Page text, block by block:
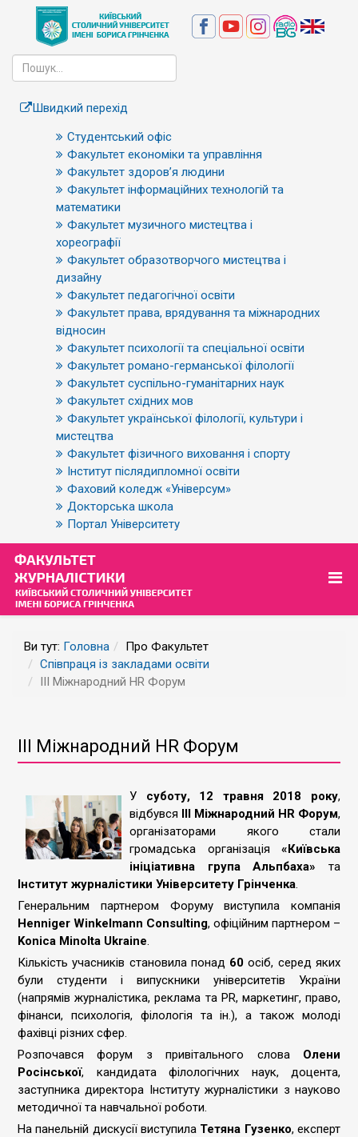
Швидкий перехід
Студентський офіс
Факультет економіки та управління
Факультет здоров’я людини
Факультет інформаційних технологій та
математики
Факультет музичного мистецтва і
хореографії
Факультет образотворчого мистецтва і
дизайну
Факультет педагогічної освіти
Факультет права, врядування та міжнародних
відносин
Факультет психології та спеціальної освіти
Факультет романо-германської філології
Факультет суспільно-гуманітарних наук
Факультет східних мов
Факультет української філології, культури і
мистецтва
Факультет фізичного виховання і спорту
Інститут післядипломної освіти
Фаховий коледж «Універсум»
Докторська школа
Портал Університету
Ви тут: Головна
Про Факультет
Співпраця із закладами освіти
III Міжнародний HR Форум
III Міжнародний HR Форум
У суботу, 12 травня 2018 року,
відбувся ІІІ Міжнародний HR Форум,
організаторами якого стали
громадська організація «Київська
ініціативна група Альпбаха» та
Інститут журналістики Університету Грінченка.
Генеральним партнером Форуму виступила компанія
Henniger Winkelmann Consulting, офіційним партнером –
Konica Minolta Ukraine.
Кількість учасників становила понад 60 осіб, серед яких
були студенти і випускники університетів України
(напрямів журналістика, реклама та PR, маркетинг, право,
фінанси, психологія, філологія та ін.), а також молоді
фахівці різних сфер.
Розпочався форум з привітального слова Олени
Росінської, кандидата філологічних наук, доцента,
заступника директора Інституту журналістики з науково
методичної та навчальної роботи.
На панельній дискусії виступила Тетяна Гузенко, експерт